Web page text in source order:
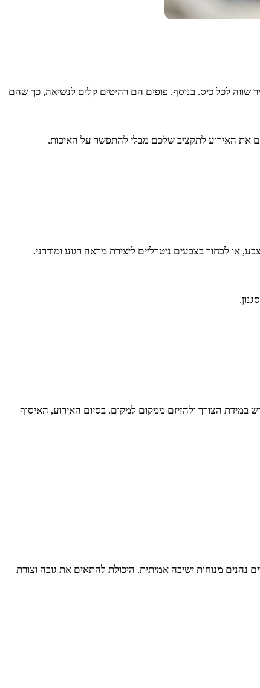
שווה לכל כיס. בנוסף, פופים הם רהיטים קלים לנשיאה, כך שהם
את האירוע לתקציב שלכם מבלי להתפשר על האיכות.
או לבחור בצבעים ניטרליים ליצירת מראה רגוע ומודרני.
במידת הצורך ולהזיזם ממקום למקום. בסיום האירוע, האיסוף
נהנים מנוחות ישיבה אמיתית. היכולת להתאים את גובה וצורת